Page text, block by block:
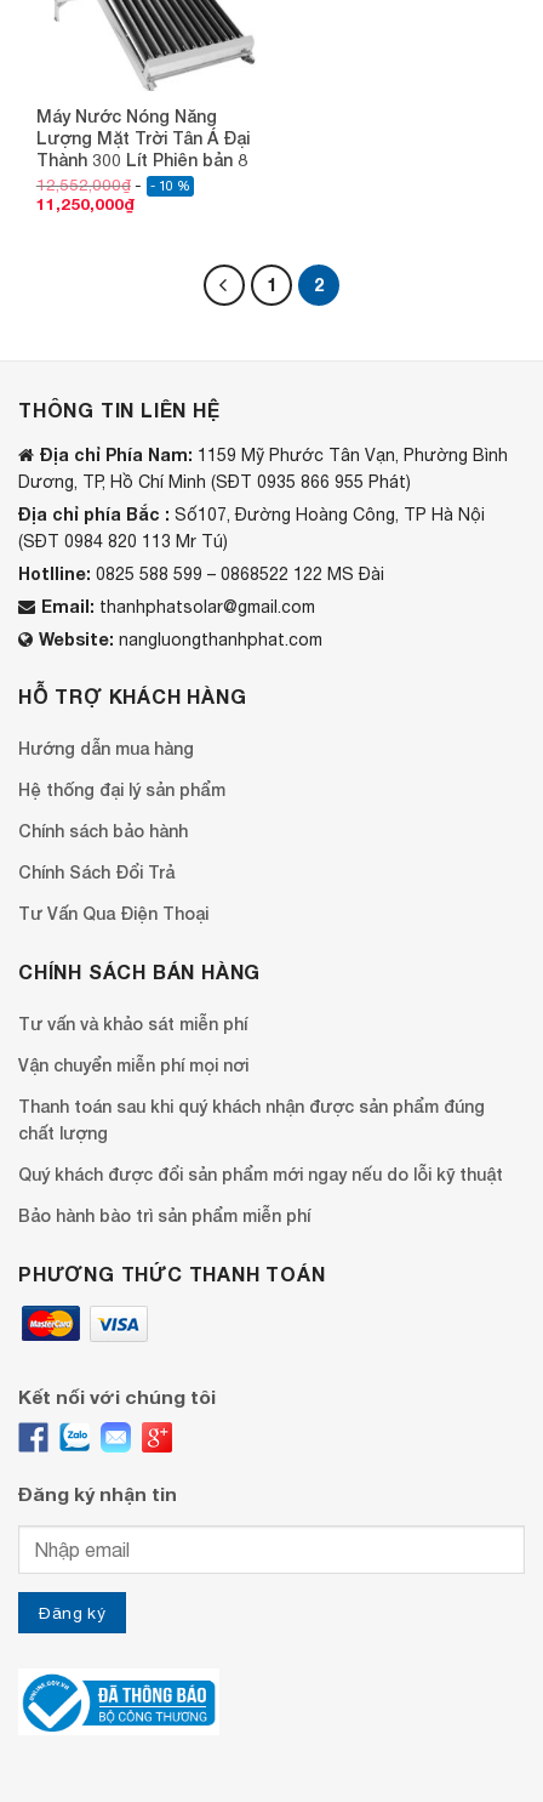
Máy Nước Nóng Năng
Lượng Mặt Trời Tân Á Đại
Thành 300 Lít Phiên bản 8
12,552,000₫ - 10 %
11,250,000₫
1 2
THÔNG TIN LIÊN HỆ
Địa chỉ Phía Nam: 1159 Mỹ Phước Tân Vạn, Phường Bình
Dương, TP, Hồ Chí Minh (SĐT 0935 866 955 Phát)
Địa chỉ phía Bắc : Số107, Đường Hoàng Công, TP Hà Nội
(SĐT 0984 820 113 Mr Tú)
Hotlline: 0825 588 599 – 0868522 122 MS Đài
Email: thanhphatsolar@gmail.com
Website: nangluongthanhphat.com
HỖ TRỢ KHÁCH HÀNG
Hướng dẫn mua hàng
Hệ thống đại lý sản phẩm
Chính sách bảo hành
Chính Sách Đổi Trả
Tư Vấn Qua Điện Thoại
CHÍNH SÁCH BÁN HÀNG
Tư vấn và khảo sát miễn phí
Vận chuyển miễn phí mọi nơi
Thanh toán sau khi quý khách nhận được sản phẩm đúng
chất lượng
Quý khách được đổi sản phẩm mới ngay nếu do lỗi kỹ thuật
Bảo hành bào trì sản phẩm miễn phí
PHƯƠNG THỨC THANH TOÁN
Kết nối với chúng tôi
Đăng ký nhận tin